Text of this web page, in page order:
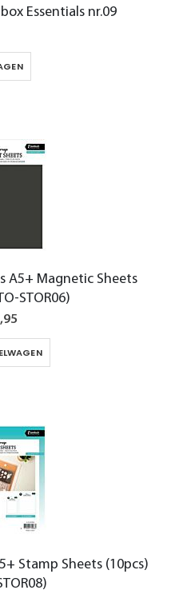
Essentials nr.09
A5+ Magnetic Sheets
STOR06)
Stamp Sheets (10pcs)